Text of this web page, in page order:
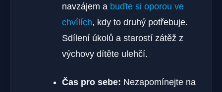
navzájem a buďte si oporou ve
chvílích, kdy to druhý potřebuje.
Sdílení úkolů a starostí​ zátěž z
výchovy dítěte ulehčí.
Čas pro sebe: Nezapomínejte na